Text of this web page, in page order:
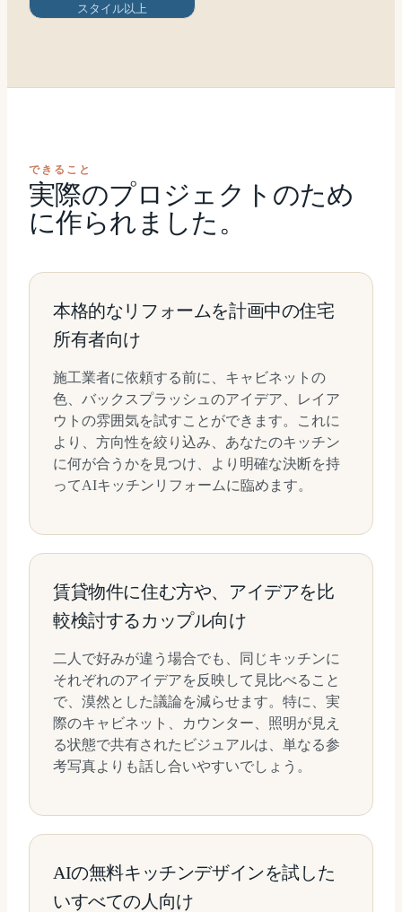
スタイル以上
できること
実際のプロジェクトのため
に作られました。
本格的なリフォームを計画中の住宅
所有者向け
施工業者に依頼する前に、キャビネットの
色、バックスプラッシュのアイデア、レイア
ウトの雰囲気を試すことができます。これに
より、方向性を絞り込み、あなたのキッチン
に何が合うかを見つけ、より明確な決断を持
ってAIキッチンリフォームに臨めます。
賃貸物件に住む方や、アイデアを比
較検討するカップル向け
二人で好みが違う場合でも、同じキッチンに
それぞれのアイデアを反映して見比べること
で、漠然とした議論を減らせます。特に、実
際のキャビネット、カウンター、照明が見え
る状態で共有されたビジュアルは、単なる参
考写真よりも話し合いやすいでしょう。
AIの無料キッチンデザインを試した
いすべての人向け